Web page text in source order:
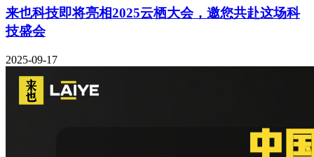
来也科技即将亮相2025云栖大会，邀您共赴这场科
技盛会
2025-09-17